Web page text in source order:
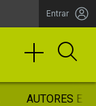
Entrar
AUTORES